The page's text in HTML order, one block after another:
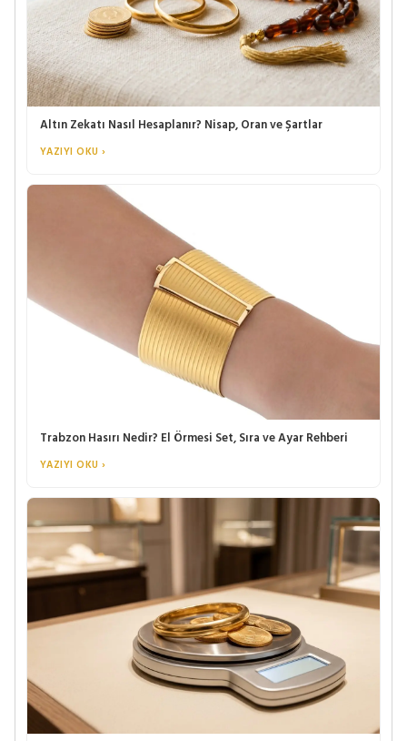
Altın Zekatı Nasıl Hesaplanır? Nisap, Oran ve Şartlar
YAZIYI OKU ›
Trabzon Hasırı Nedir? El Örmesi Set, Sıra ve Ayar Rehberi
YAZIYI OKU ›